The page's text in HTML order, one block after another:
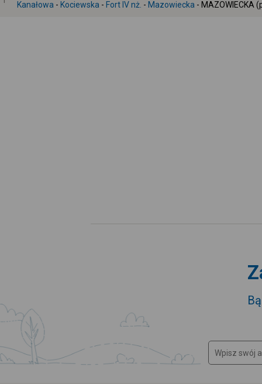
Kanałowa - Kociewska - Fort IV nż. - Mazowiecka - MAZOWIECKA